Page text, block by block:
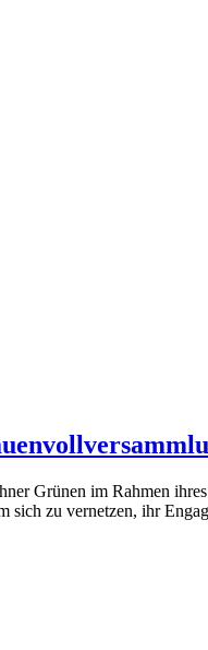
Grünen im Rahmen
zu vernetzen, ihr